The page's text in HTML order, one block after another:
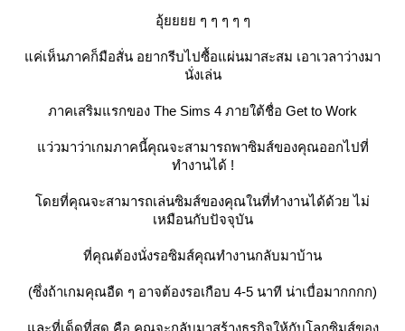
อุ้ยยยย ๆ ๆ ๆ ๆ ๆ
ค่เห็นภาคก็มือสั่น อยากรีบไปซื้อแผ่นมาสะสม เอาเวลาว่างมา
นั่งเล่น
ภาคเสริมแรกของ The Sims 4 ภายใต้ชื่อ Get to Work
ว่วมาว่าเกมภาคนี้คุณจะสามารถพาซิมส์ของคุณออกไปที่
ทำงานได้ !
ดยที่คุณจะสามารถเล่นซิมส์ของคุณในที่ทำงานได้ด้วย ไม่
เหมือนกับปัจจุบัน
ที่คุณต้องนั่งรอซิมส์คุณทำงานกลับมาบ้าน
(ซึ่งถ้าเกมคุณอืด ๆ อาจต้องรอเกือบ 4-5 นาที น่าเบื่อมากกกก)
ละที่เด็ดที่สุด คือ คุณจะกลับมาสร้างธุรกิจให้กับโลกซิมส์ของ